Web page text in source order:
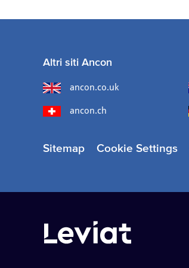
Altri siti Ancon
ancon.co.uk
ancon.ch
Sitemap Cookie Settings